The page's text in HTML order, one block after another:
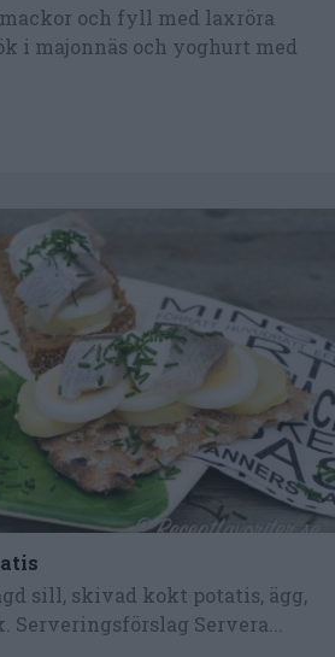
och fyll med laxröra
i majonnäs och yoghurt med
sill, skivad kokt potatis, ägg,
Serveringsförslag Servera...